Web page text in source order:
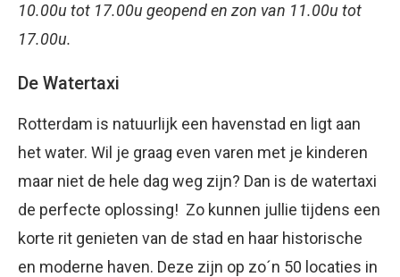
10.00u tot 17.00u geopend en zon van 11.00u tot
17.00u.
De Watertaxi
Rotterdam is natuurlijk een havenstad en ligt aan
het water. Wil je graag even varen met je kinderen
maar niet de hele dag weg zijn? Dan is de watertaxi
de perfecte oplossing! Zo kunnen jullie tijdens een
korte rit genieten van de stad en haar historische
en moderne haven. Deze zijn op zo´n 50 locaties in